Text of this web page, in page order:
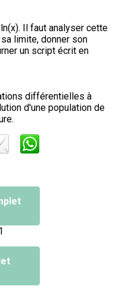
Il faut analyser cette
limite, donner son
un script écrit en
différentielles à
d'une population de